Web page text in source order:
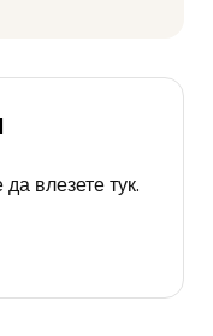
влезете тук.